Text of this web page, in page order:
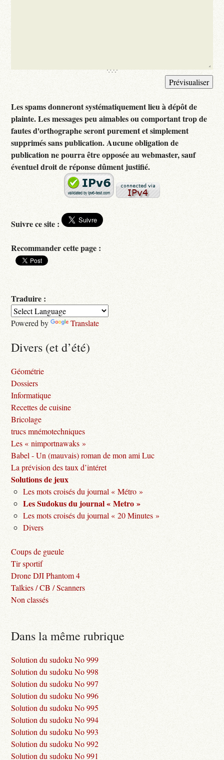
Les spams donneront systématiquement lieu à dépôt de
plainte. Les messages peu aimables ou comportant trop de
fautes d'orthographe seront purement et simplement
supprimés sans publication. Aucune obligation de
publication ne pourra être opposée au webmaster, sauf
éventuel droit de réponse dûment justifié.
Suivre ce site :
Recommander cette page :
Traduire :
Powered by Translate
Divers (et d’été)
Géométrie
Dossiers
Informatique
Recettes de cuisine
Bricolage
trucs mnémotechniques
Les « nimportnawaks »
Babel - Un (mauvais) roman de mon ami Luc
La prévision des taux d’intéret
Solutions de jeux
Les mots croisés du journal « Métro »
Les Sudokus du journal « Metro »
Les mots croisés du journal « 20 Minutes »
Divers
Coups de gueule
Tir sportif
Drone DJI Phantom 4
Talkies / CB / Scanners
Non classés
Dans la même rubrique
Solution du sudoku No 999
Solution du sudoku No 998
Solution du sudoku No 997
Solution du sudoku No 996
Solution du sudoku No 995
Solution du sudoku No 994
Solution du sudoku No 993
Solution du sudoku No 992
Solution du sudoku No 991